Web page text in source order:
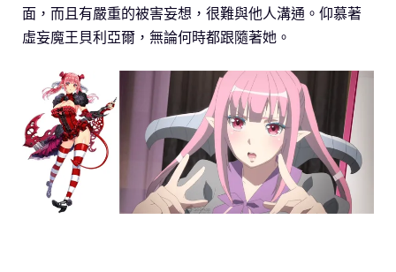
面，而且有嚴重的被害妄想，很難與他人溝通。仰慕著
虛妄魔王貝利亞爾，無論何時都跟隨著她。